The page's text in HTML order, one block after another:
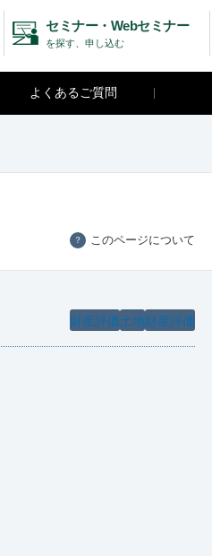
セミナー・Webセミナー
を探す、申し込む
よくあるご質問
？ このページについて
財産評価
土地
財産評価